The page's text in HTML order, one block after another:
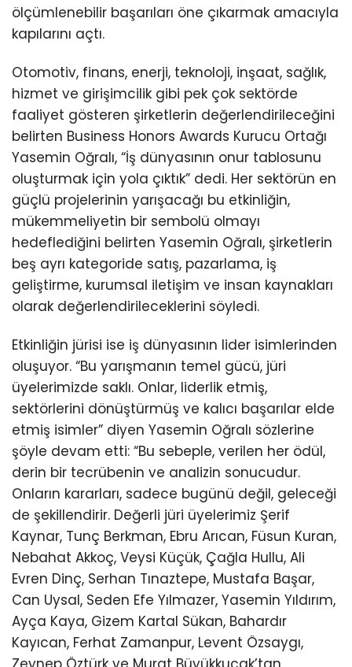
ölçümlenebilir başarıları öne çıkarmak amacıyla
kapılarını açtı.
Otomotiv, finans, enerji, teknoloji, inşaat, sağlık,
hizmet ve girişimcilik gibi pek çok sektörde
faaliyet gösteren şirketlerin değerlendirileceğini
belirten Business Honors Awards Kurucu Ortağı
Yasemin Oğralı, “İş dünyasının onur tablosunu
oluşturmak için yola çıktık” dedi. Her sektörün en
güçlü projelerinin yarışacağı bu etkinliğin,
mükemmeliyetin bir sembolü olmayı
hedeflediğini belirten Yasemin Oğralı, şirketlerin
beş ayrı kategoride satış, pazarlama, iş
geliştirme, kurumsal iletişim ve insan kaynakları
olarak değerlendirileceklerini söyledi.
Etkinliğin jürisi ise iş dünyasının lider isimlerinden
oluşuyor. “Bu yarışmanın temel gücü, jüri
üyelerimizde saklı. Onlar, liderlik etmiş,
sektörlerini dönüştürmüş ve kalıcı başarılar elde
etmiş isimler” diyen Yasemin Oğralı sözlerine
şöyle devam etti: “Bu sebeple, verilen her ödül,
derin bir tecrübenin ve analizin sonucudur.
Onların kararları, sadece bugünü değil, geleceği
de şekillendirir. Değerli jüri üyelerimiz Şerif
Kaynar, Tunç Berkman, Ebru Arıcan, Füsun Kuran,
Nebahat Akkoç, Veysi Küçük, Çağla Hullu, Ali
Evren Dinç, Serhan Tınaztepe, Mustafa Başar,
Can Uysal, Seden Efe Yılmazer, Yasemin Yıldırım,
Ayça Kaya, Gizem Kartal Sükan, Bahardır
Kayıcan, Ferhat Zamanpur, Levent Özsaygı,